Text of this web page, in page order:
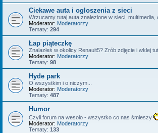
Ciekawe auta i ogloszenia z sieci
Wrzucamy tutaj auta znalezione w sieci, multimedia,
Moderator: Moderatorzy
Tematy: 294
Łap piąteczkę
Znalazłeś w okolicy Renault5? Zrób zdjęcie i wklej
Moderator: Moderatorzy
Tematy: 98
Hyde park
O wszystkim i o niczym...
Moderator: Moderatorzy
Tematy: 487
Humor
Czyli forum na wesoło - wszystko co nas śmieszy
Moderator: Moderatorzy
Tematy: 133